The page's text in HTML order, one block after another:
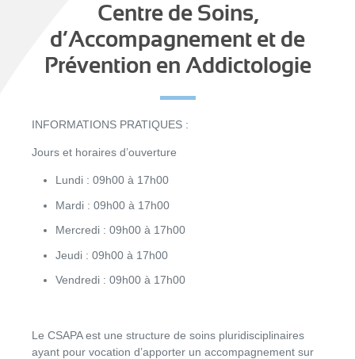
Centre de Soins,
d’Accompagnement et de
Prévention en Addictologie
INFORMATIONS PRATIQUES :
Jours et horaires d’ouverture
Lundi : 09h00 à 17h00
Mardi : 09h00 à 17h00
Mercredi : 09h00 à 17h00
Jeudi : 09h00 à 17h00
Vendredi : 09h00 à 17h00
Le CSAPA est une structure de soins pluridisciplinaires
ayant pour vocation d’apporter un accompagnement sur